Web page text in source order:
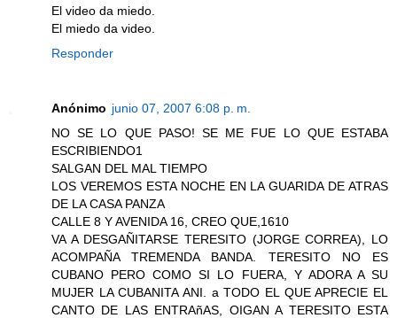
El video da miedo.
El miedo da video.
Responder
Anónimo junio 07, 2007 6:08 p. m.
NO SE LO QUE PASO! SE ME FUE LO QUE ESTABA
ESCRIBIENDO1
SALGAN DEL MAL TIEMPO
LOS VEREMOS ESTA NOCHE EN LA GUARIDA DE ATRAS
DE LA CASA PANZA
CALLE 8 Y AVENIDA 16, CREO QUE,1610
VA A DESGAÑITARSE TERESITO (JORGE CORREA), LO
ACOMPAÑA TREMENDA BANDA. TERESITO NO ES
CUBANO PERO COMO SI LO FUERA, Y ADORA A SU
MUJER LA CUBANITA ANI. a TODO EL QUE APRECIE EL
CANTO DE LAS ENTRAñAS, OIGAN A TERESITO ESTA